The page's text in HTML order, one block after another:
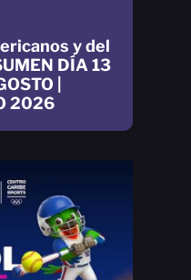
y del
DÍA 13
|
2026